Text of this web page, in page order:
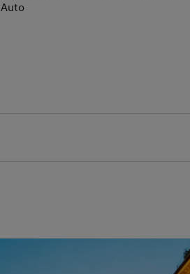
Auto
Offerta riferita a TUCSON Dark Line 1.6
L’offerta Noleggio Hyundai Renting